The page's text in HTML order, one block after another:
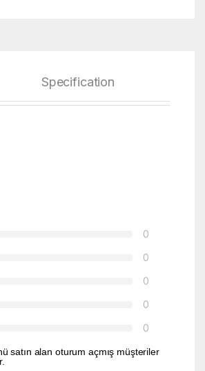
Specification
0
0
0
0
0
satın alan oturum açmış müşteriler